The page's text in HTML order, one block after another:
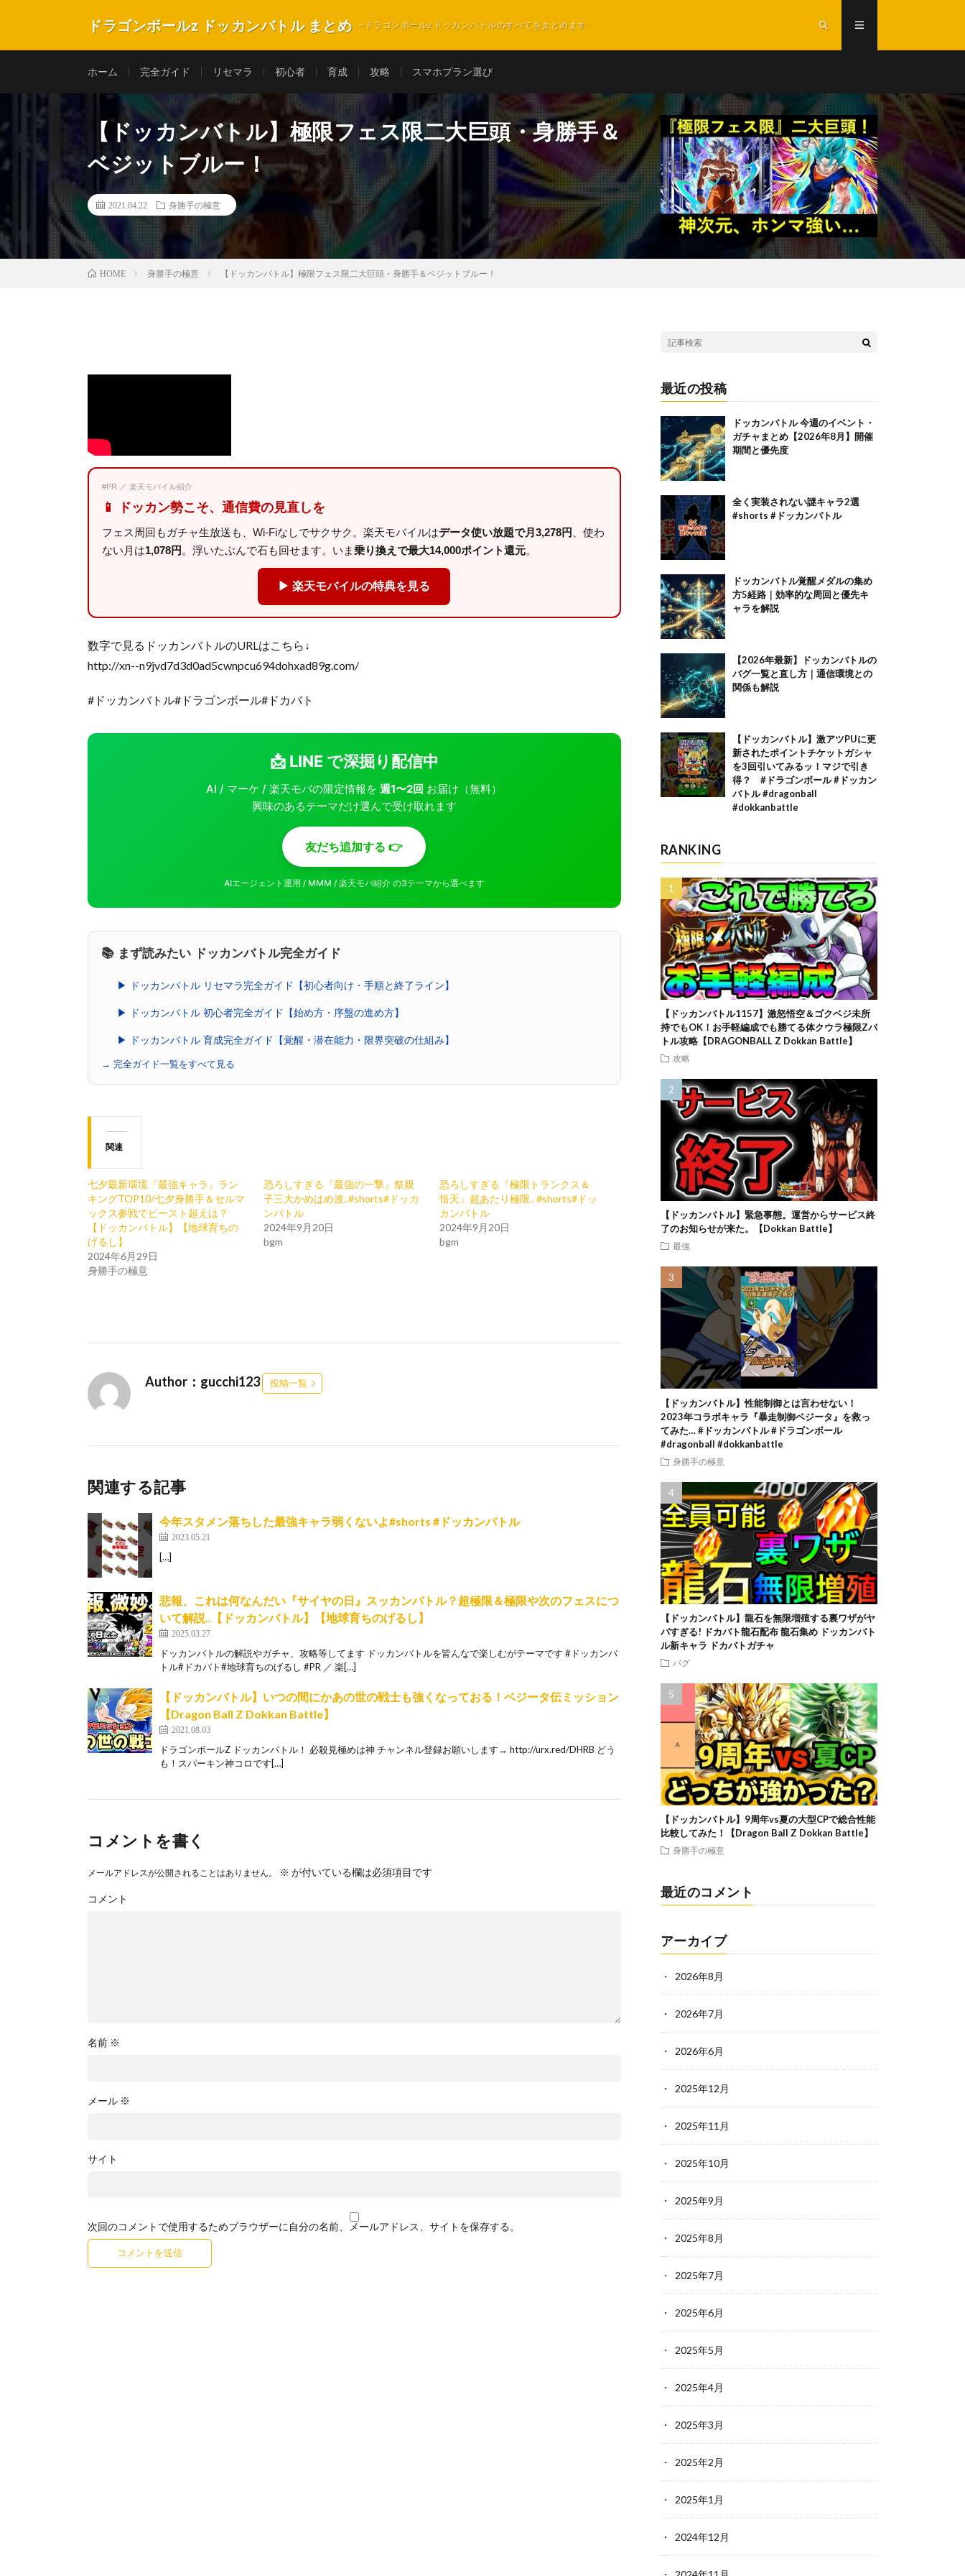
ドラゴンボールz ドッカンバトル まとめ ~ドラゴンボールz ドッカンバトルのすべてをまとめます
ホーム 完全ガイド リセマラ 初心者 育成 攻略 スマホプラン選び
【ドッカンバトル】極限フェス限二大巨頭・身勝手＆
ベジットブルー！
2021.04.22 身勝手の極意
HOME 身勝手の極意 【ドッカンバトル】極限フェス限二大巨頭・身勝手＆ベジットブルー！
#PR ／ 楽天モバイル紹介
📱 ドッカン勢こそ、通信費の見直しを
フェス周回もガチャ生放送も、Wi-Fiなしでサクサク。楽天モバイルはデータ使い放題で月3,278円
、使わ
ない月は1,078円 。浮いたぶんで石も回せます。いま乗り換えで最大14,000ポイント還元。
▶ 楽天モバイルの特典を見る
数字で見るドッカンバトルのURLはこちら↓
http://xn--n9jvd7d3d0ad5cwnpcu694dohxad89g.com/
#ドッカンバトル#ドラゴンボール#ドカバト
📩 LINE で深掘り配信中
AI / マーケ / 楽天モバの限定情報を週1〜2回 お届け（無料）
興味のあるテーマだけ選んで受け取れます
友だち追加する 👉
AIエージェント運用 / MMM / 楽天モバ紹介 の3テーマから選べます
📚 まず読みたい ドッカンバトル完全ガイド
▶ ドッカンバトル リセマラ完全ガイド【初心者向け・手順と終了ライン】
▶ ドッカンバトル 初心者完全ガイド【始め方・序盤の進め方】
▶ ドッカンバトル 育成完全ガイド【覚醒・潜在能力・限界突破の仕組み】
→ 完全ガイド一覧をすべて見る
関連
七夕最新環境『最強キャラ』ラン
キングTOP10/七夕身勝手＆セルマ
ックス参戦でビースト超えは？
【ドッカンバトル】【地球育ちの
げるし】
2024年6月29日
身勝手の極意
恐ろしすぎる『最強の一撃』祭親
子三大かめはめ波..#shorts#ドッカ
ンバトル
2024年9月20日
bgm
恐ろしすぎる『極限トランクス＆
悟天』超あたり極限.. #shorts#ドッ
カンバトル
2024年9月20日
bgm
Author：gucchi123 投稿一覧
関連する記事
今年スタメン落ちした最強キャラ弱くないよ#shorts #ドッカンバトル
2023.05.21
[…]
悲報、これは何なんだい『サイヤの日』スッカンバトル？超極限＆極限や次のフェスにつ
いて解説..【ドッカンバトル】【地球育ちのげるし】
2025.03.27
ドッカンバトルの解説やガチャ、攻略等してます ドッカンバトルを皆んなで楽しむがテーマです #ドッカンバ
トル#ドカバト#地球育ちのげるし #PR ／ 楽[…]
【ドッカンバトル】いつの間にかあの世の戦士も強くなっておる！ベジータ伝ミッション
【Dragon Ball Z Dokkan Battle】
2021.08.03
ドラゴンボールZ ドッカンバトル！ 必殺見極めは神 チャンネル登録お願いします→ http://urx.red/DHRB どう
も！スパーキン神コロです[…]
コメントを書く
メールアドレスが公開されることはありません。 ※ が付いている欄は必須項目です
コメント
名前 ※
メール ※
サイト
次回のコメントで使用するためブラウザーに自分の名前、メールアドレス、サイトを保存する。
最近の投稿
ドッカンバトル 今週のイベント・
ガチャまとめ【2026年8月】開催
期間と優先度
全く実装されない謎キャラ2選
#shorts #ドッカンバトル
ドッカンバトル覚醒メダルの集め
方5経路｜効率的な周回と優先キ
ャラを解説
【2026年最新】ドッカンバトルの
バグ一覧と直し方｜通信環境との
関係も解説
【ドッカンバトル】激アツPUに更
新されたポイントチケットガシャ
を3回引いてみるッ！マジで引き
得？ #ドラゴンボール #ドッカン
バトル #dragonball
#dokkanbattle
RANKING
【ドッカンバトル1157】激怒悟空＆ゴクベジ未所
持でもOK！お手軽編成でも勝てる体クウラ極限Zバ
トル攻略【DRAGONBALL Z Dokkan Battle】
攻略
【ドッカンバトル】緊急事態。運営からサービス終
了のお知らせが来た。【Dokkan Battle】
最強
【ドッカンバトル】性能制御とは言わせない！
2023年コラボキャラ『暴走制御ベジータ』を救っ
てみた… #ドッカンバトル #ドラゴンボール
#dragonball #dokkanbattle
身勝手の極意
【ドッカンバトル】龍石を無限増殖する裏ワザがヤ
バすぎる! ドカバト龍石配布 龍石集め ドッカンバト
ル新キャラ ドカバトガチャ
バグ
【ドッカンバトル】9周年vs夏の大型CPで総合性能
比較してみた！【Dragon Ball Z Dokkan Battle】
身勝手の極意
最近のコメント
アーカイブ
2026年8月
2026年7月
2026年6月
2025年12月
2025年11月
2025年10月
2025年9月
2025年8月
2025年7月
2025年6月
2025年5月
2025年4月
2025年3月
2025年2月
2025年1月
2024年12月